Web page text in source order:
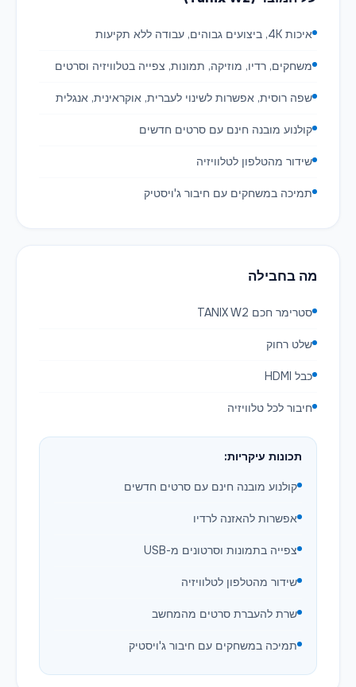
איכות 4K, ביצועים גבוהים, עבודה ללא תקיעות
משחקים, רדיו, מוזיקה, תמונות, צפייה בטלוויזיה וסרטים
שפה רוסית, אפשרות לשינוי לעברית, אוקראינית, אנגלית
קולנוע מובנה חינם עם סרטים חדשים
שידור מהטלפון לטלוויזיה
תמיכה במשחקים עם חיבור ג'ויסטיק
מה בחבילה
סטרימר חכם TANIX W2
שלט רחוק
כבל HDMI
חיבור לכל טלוויזיה
תכונות עיקריות:
קולנוע מובנה חינם עם סרטים חדשים
אפשרות להאזנה לרדיו
צפייה בתמונות וסרטונים מ-USB
שידור מהטלפון לטלוויזיה
שרת להעברת סרטים מהמחשב
תמיכה במשחקים עם חיבור ג'ויסטיק